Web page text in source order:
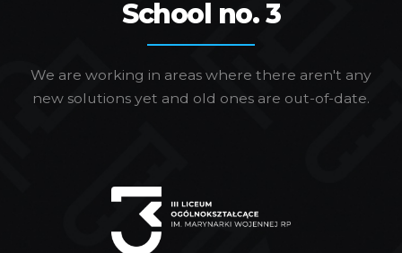
School no. 3
We are working in areas where there aren't any
new solutions yet and old ones are out-of-date.